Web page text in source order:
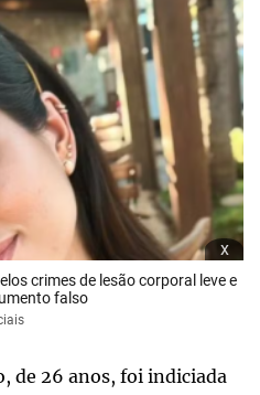
x
crimes de lesão corporal leve e
falso
de 26 anos, foi indiciada